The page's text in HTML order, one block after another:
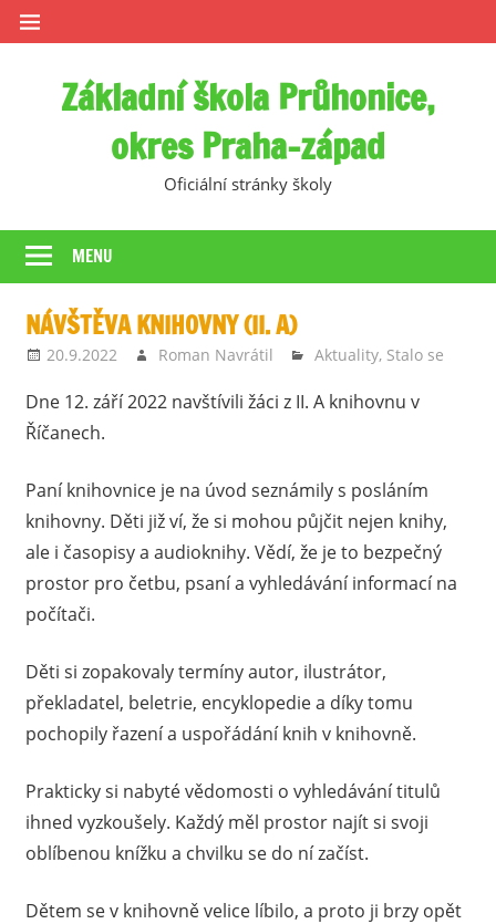
Skip
to
Základní škola Průhonice,
okres Praha-západ
Oficiální stránky školy
MENU
NÁVŠTĚVA KNIHOVNY (II. A)
20.9.2022 Roman Navrátil Aktuality, Stalo se
Dne 12. září 2022 navštívili žáci z II. A knihovnu v
Říčanech.
Paní knihovnice je na úvod seznámily s posláním
knihovny. Děti již ví, že si mohou půjčit nejen knihy,
ale i časopisy a audioknihy. Vědí, že je to bezpečný
prostor pro četbu, psaní a vyhledávání informací na
počítači.
Děti si zopakovaly termíny autor, ilustrátor,
překladatel, beletrie, encyklopedie a díky tomu
pochopily řazení a uspořádání knih v knihovně.
Prakticky si nabyté vědomosti o vyhledávání titulů
ihned vyzkoušely. Každý měl prostor najít si svoji
oblíbenou knížku a chvilku se do ní začíst.
Dětem se v knihovně velice líbilo, a proto ji brzy opět